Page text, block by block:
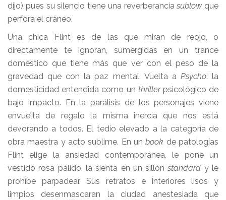
dijo) pues su silencio tiene una reverberanciasublow que
perfora el cráneo.
Una chica Flint es de las que miran de reojo, o
directamente te ignoran, sumergidas en un trance
doméstico que tiene más que ver con el peso de la
gravedad que con la paz mental. Vuelta a Psycho: la
domesticidad entendida como un thrillerpsicológico de
bajo impacto. En la parálisis de los personajes viene
envuelta de regalo la misma inercia que nos está
devorando a todos. El tedio elevado a la categoría de
obra maestra y acto sublime. En unbook de patologías
Flint elige la ansiedad contemporánea, le pone un
vestido rosa pálido, la sienta en un sillónstandard y le
prohíbe parpadear. Sus retratos e interiores lisos y
limpios desenmascaran la ciudad anestesiada que